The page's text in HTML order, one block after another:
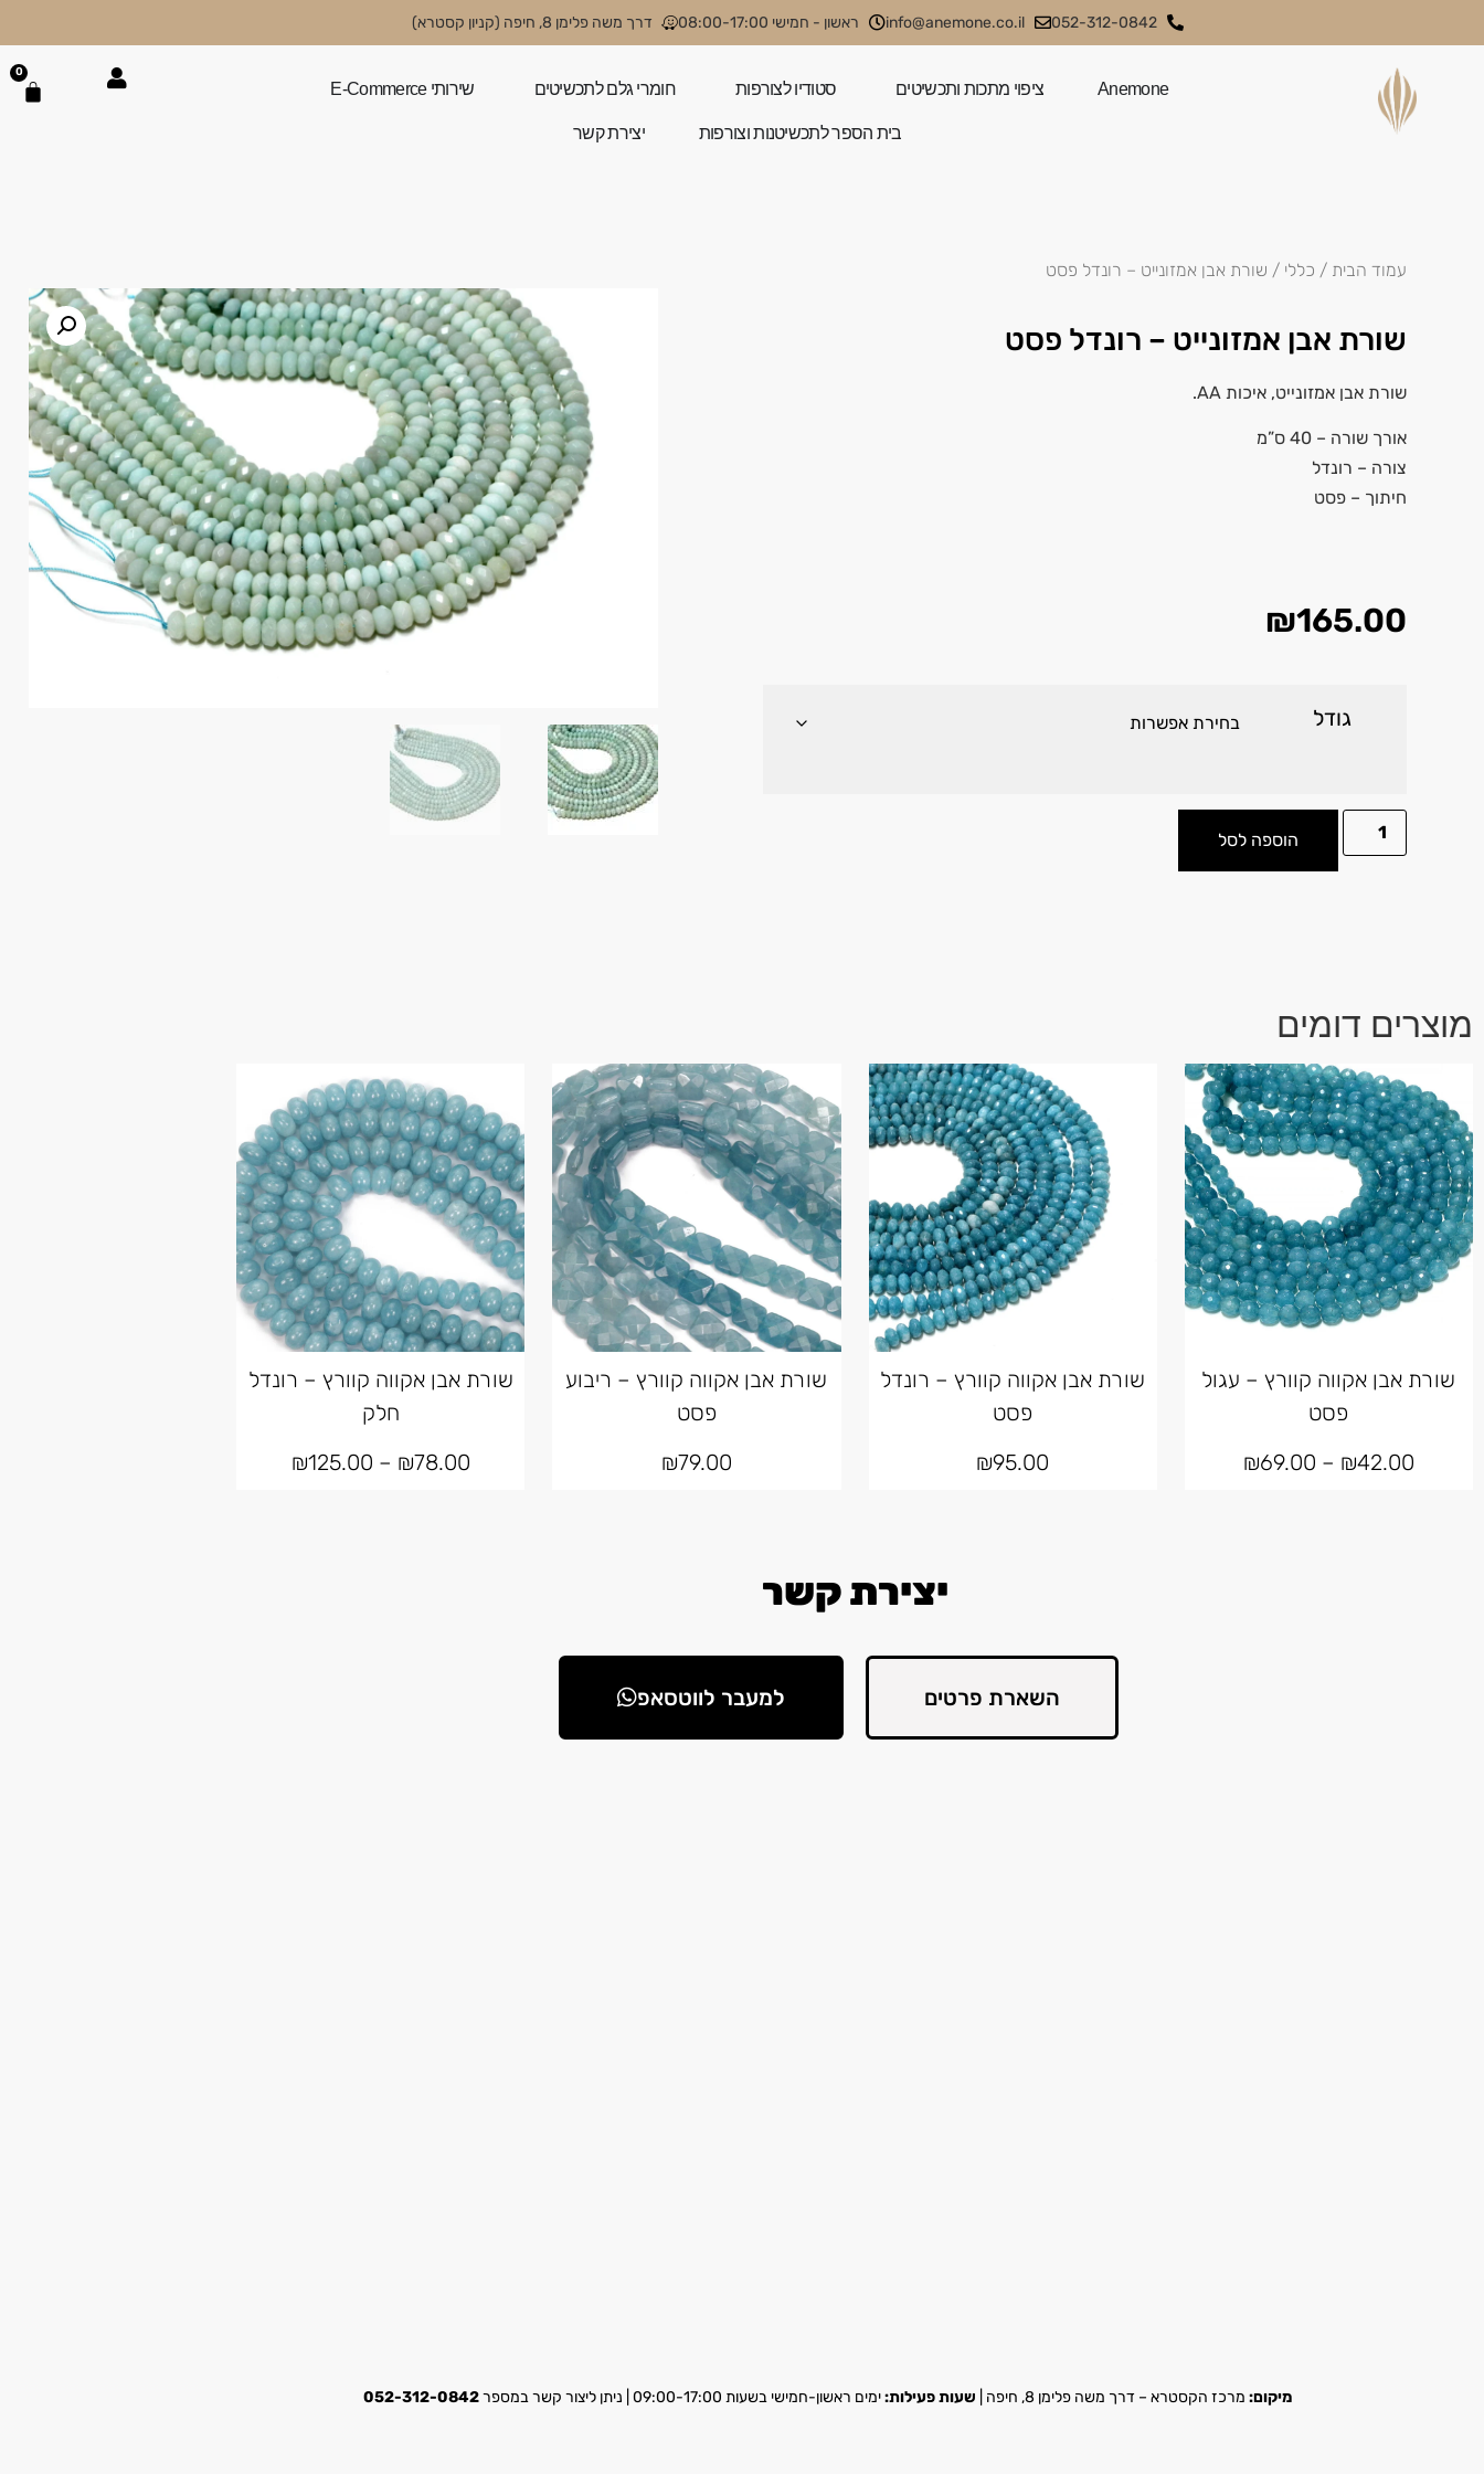
052-312-0842
info@anemone.co.il ראשון - חמישי 08:00-17:00 דרך משה פלימן 8, חיפה (קניון קסטרא)
Anemone ציפוי מתכות ותכשיטים סטודיו לצורפות חומרי גלם לתכשיטים שירותי E-Commerce
בית הספר לתכשיטנות וצורפות יצירת קשר
0
עמוד הבית / כללי / שורת אבן אמזונייט – רונדל פסט
שורת אבן אמזונייט – רונדל פסט
שורת אבן אמזונייט, איכות AA.
אורך שורה – 40 ס”מ
צורה – רונדל
חיתוך – פסט
₪165.00
גודל
הוספה לסל
מוצרים דומים
שורת אבן אקווה קוורץ – עגול
פסט
₪42.00
–
₪69.00
שורת אבן אקווה קוורץ – רונדל
פסט
₪95.00
שורת אבן אקווה קוורץ – ריבוע
פסט
₪79.00
שורת אבן אקווה קוורץ – רונדל
חלק
₪78.00
–
₪125.00
יצירת קשר
השארת פרטים למעבר לווטסאפ
מיקום: מרכז הקסטרא – דרך משה פלימן 8, חיפה | שעות פעילות:ימים ראשון-חמישי בשעות 09:00-17:00 | ניתן ליצור קשר במספר 052-312-0842